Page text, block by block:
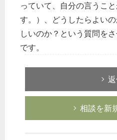
っていて、自分の言うこ
す。）、どうしたらよい
しいのか？という質問を
です。
相談を新